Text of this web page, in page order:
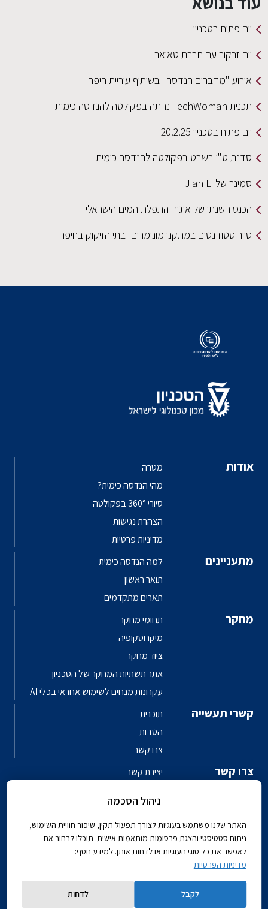
יום פתוח בטכניון
יום זרקור עם חברת טאואר
אירוע "מדברים הנדסה" בשיתוף עיריית חיפה
תכנית TechWoman נחתה בפקולטה להנדסה כימית
יום פתוח בטכניון 20.2.25
סדנת ט"ו בשבט בפקולטה להנדסה כימית
סמינר של Jian Li
הכנס השנתי של איגוד התפלת המים הישראלי
סיור סטודנטים במתקני מונומרים- בתי הזיקוק בחיפה
אודות
מטרה
מהי הנדסה כימית?
סיורי 360° בפקולטה
הצהרת נגישות
מדיניות פרטיות
מתעניינים
למה הנדסה כימית
תואר ראשון
תארים מתקדמים
מחקר
תחומי מחקר
מיקרוסקופיה
ציוד מחקר
אתר תשתיות המחקר של הטכניון
עקרונות מנחים לשימוש אחראי בכלי AI
קשרי תעשייה
תוכנית
הטבות
צרו קשר
צרו קשר
יצירת קשר
ספר טלפונים פקולטי
Powered by
ניהול הסכמה
האתר שלנו משתמש בעוגיות לצורך תפעול תקין, שיפור חוויית השימוש,
ניתוח סטטיסטי והצגת פרסומות מותאמות אישית. תוכלו לבחור אם
לאפשר את כל סוגי העוגיות או לדחות אותן. למידע נוסף:
מדיניות הפרטיות
לקבל לדחות